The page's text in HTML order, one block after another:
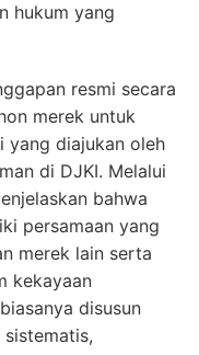
hukum yang
resmi secara
merek untuk
yang diajukan oleh
di DJKI. Melalui
bahwa
persamaan yang
merek lain serta
kekayaan
disusun